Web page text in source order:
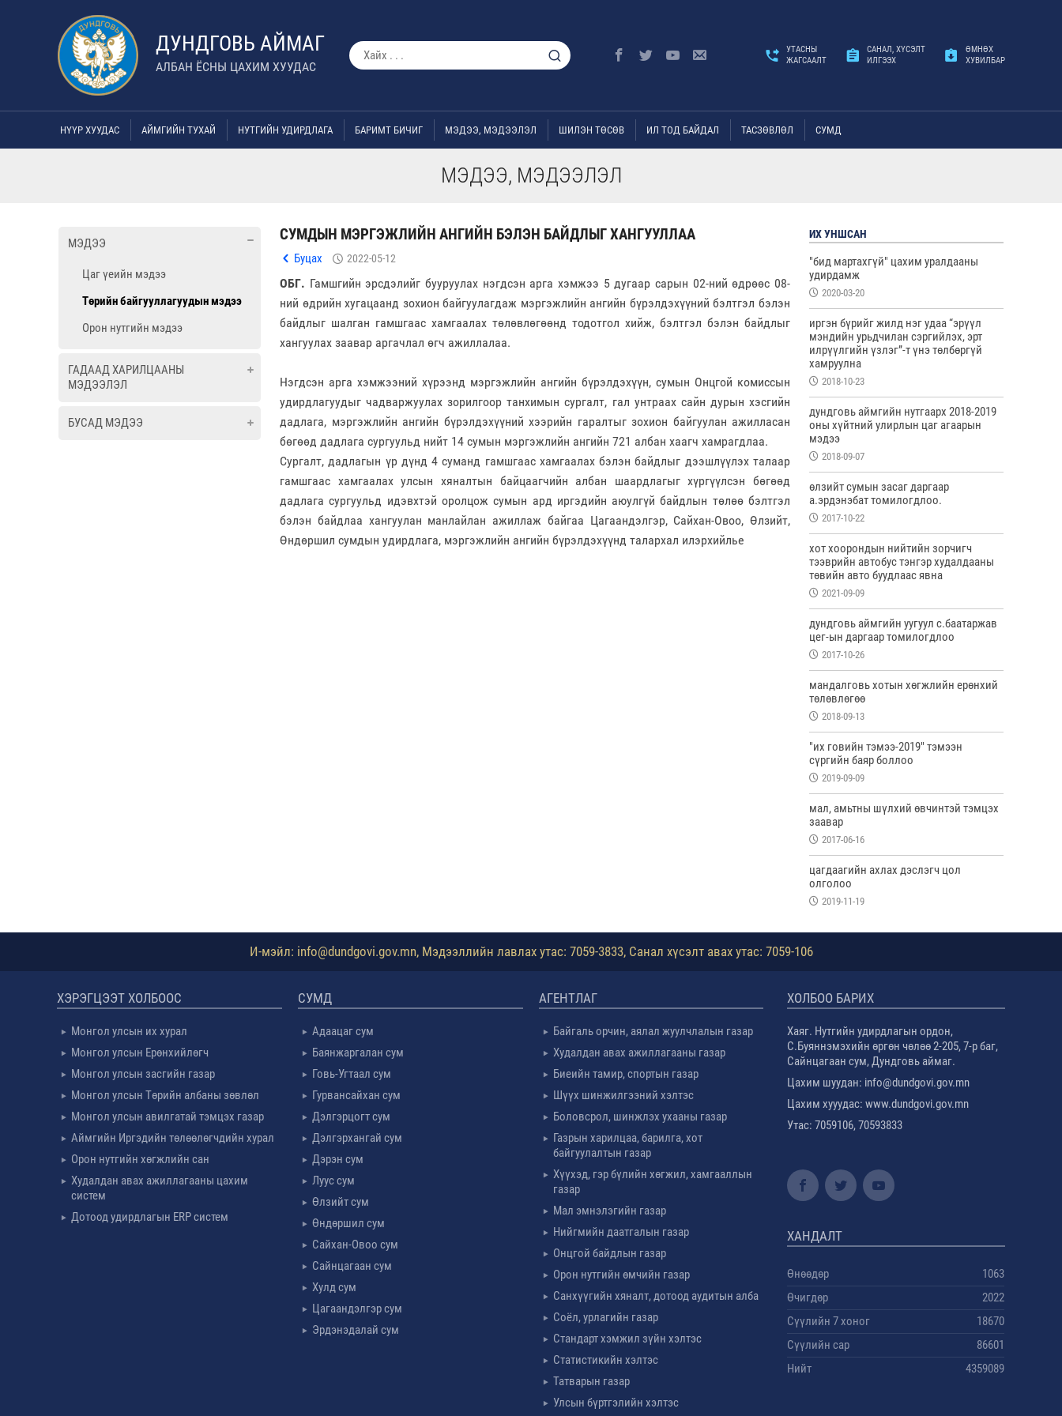
ДУНДГОВЬ АЙМАГ
АЛБАН ЁСНЫ ЦАХИМ ХУУДАС
УТАСНЫ
ЖАГСААЛТ
САНАЛ, ХҮСЭЛТ
ИЛГЭЭХ
ӨМНӨХ
ХУВИЛБАР
НҮҮР ХУУДАС АЙМГИЙН ТУХАЙ НУТГИЙН УДИРДЛАГА БАРИМТ БИЧИГ МЭДЭЭ, МЭДЭЭЛЭЛ ШИЛЭН ТӨСӨВ ИЛ ТОД БАЙДАЛ ТАСЗӨВЛӨЛ СУМД
МЭДЭЭ, МЭДЭЭЛЭЛ
МЭДЭЭ
Цаг үеийн мэдээ
Төрийн байгууллагуудын мэдээ
Орон нутгийн мэдээ
ГАДААД ХАРИЛЦААНЫ
МЭДЭЭЛЭЛ
БУСАД МЭДЭЭ
СУМДЫН МЭРГЭЖЛИЙН АНГИЙН БЭЛЭН БАЙДЛЫГ ХАНГУУЛЛАА
Буцах 2022-05-12
ОБГ. Гамшгийн эрсдэлийг бууруулах нэгдсэн арга хэмжээ 5 дугаар сарын 02-ний өдрөөс 08-
ний өдрийн хугацаанд зохион байгуулагдаж мэргэжлийн ангийн бүрэлдэхүүний бэлтгэл бэлэн
байдлыг шалган гамшгаас хамгаалах төлөвлөгөөнд тодотгол хийж, бэлтгэл бэлэн байдлыг
хангуулах заавар аргачлал өгч ажиллалаа.
Нэгдсэн арга хэмжээний хүрээнд мэргэжлийн ангийн бүрэлдэхүүн, сумын Онцгой комиссын
удирдлагуудыг чадваржуулах зорилгоор танхимын сургалт, гал унтраах сайн дурын хэсгийн
дадлага, мэргэжлийн ангийн бүрэлдэхүүний хээрийн гаралтыг зохион байгуулан ажилласан
бөгөөд дадлага сургуульд нийт 14 сумын мэргэжлийн ангийн 721 албан хаагч хамрагдлаа.
Сургалт, дадлагын үр дүнд 4 суманд гамшгаас хамгаалах бэлэн байдлыг дээшлүүлэх талаар
гамшгаас хамгаалах улсын хяналтын байцаагчийн албан шаардлагыг хүргүүлсэн бөгөөд
дадлага сургуульд идэвхтэй оролцож сумын ард иргэдийн аюулгүй байдлын төлөө бэлтгэл
бэлэн байдлаа хангуулан манлайлан ажиллаж байгаа Цагаандэлгэр, Сайхан-Овоо, Өлзийт,
Өндөршил сумдын удирдлага, мэргэжлийн ангийн бүрэлдэхүүнд талархал илэрхийлье
ИХ УНШСАН
"бид мартахгүй" цахим уралдааны
удирдамж
2020-03-20
иргэн бүрийг жилд нэг удаа “эрүүл
мэндийн урьдчилан сэргийлэх, эрт
илрүүлгийн үзлэг”-т үнэ төлбөргүй
хамруулна
2018-10-23
дундговь аймгийн нутгаарх 2018-2019
оны хүйтний улирлын цаг агаарын
мэдээ
2018-09-07
өлзийт сумын засаг даргаар
а.эрдэнэбат томилогдлоо.
2017-10-22
хот хоорондын нийтийн зорчигч
тээврийн автобус тэнгэр худалдааны
төвийн авто буудлаас явна
2021-09-09
дундговь аймгийн уугуул с.баатаржав
цег-ын даргаар томилогдлоо
2017-10-26
мандалговь хотын хөгжлийн ерөнхий
төлөвлөгөө
2018-09-13
"их говийн тэмээ-2019" тэмээн
сүргийн баяр боллоо
2019-09-09
мал, амьтны шүлхий өвчинтэй тэмцэх
заавар
2017-06-16
цагдаагийн ахлах дэслэгч цол
олголоо
2019-11-19
И-мэйл: info@dundgovi.gov.mn, Мэдээллийн лавлах утас: 7059-3833, Санал хүсэлт авах утас: 7059-106
ХЭРЭГЦЭЭТ ХОЛБООС
Монгол улсын их хурал
Монгол улсын Ерөнхийлөгч
Монгол улсын засгийн газар
Монгол улсын Төрийн албаны зөвлөл
Монгол улсын авилгатай тэмцэх газар
Аймгийн Иргэдийн төлөөлөгчдийн хурал
Орон нутгийн хөгжлийн сан
Худалдан авах ажиллагааны цахим
систем
Дотоод удирдлагын ERP систем
СУМД
Адаацаг сум
Баянжаргалан сум
Говь-Угтаал сум
Гурвансайхан сум
Дэлгэрцогт сум
Дэлгэрхангай сум
Дэрэн сум
Луус сум
Өлзийт сум
Өндөршил сум
Сайхан-Овоо сум
Сайнцагаан сум
Хулд сум
Цагаандэлгэр сум
Эрдэнэдалай сум
АГЕНТЛАГ
Байгаль орчин, аялал жуулчлалын газар
Худалдан авах ажиллагааны газар
Биеийн тамир, спортын газар
Шүүх шинжилгээний хэлтэс
Боловсрол, шинжлэх ухааны газар
Газрын харилцаа, барилга, хот
байгуулалтын газар
Хүүхэд, гэр бүлийн хөгжил, хамгааллын
газар
Мал эмнэлэгийн газар
Нийгмийн даатгалын газар
Онцгой байдлын газар
Орон нутгийн өмчийн газар
Санхүүгийн хяналт, дотоод аудитын алба
Соёл, урлагийн газар
Стандарт хэмжил зүйн хэлтэс
Статистикийн хэлтэс
Татварын газар
Улсын бүртгэлийн хэлтэс
ХОЛБОО БАРИХ
Хаяг. Нутгийн удирдлагын ордон,
С.Буяннэмэхийн өргөн чөлөө 2-205, 7-р баг,
Сайнцагаан сум, Дундговь аймаг.
Цахим шуудан: info@dundgovi.gov.mn
Цахим хууудас: www.dundgovi.gov.mn
Утас: 7059106, 70593833
ХАНДАЛТ
Өнөөдөр
1063
Өчигдөр
2022
Сүүлийн 7 хоног
18670
Сүүлийн сар
86601
Нийт
4359089